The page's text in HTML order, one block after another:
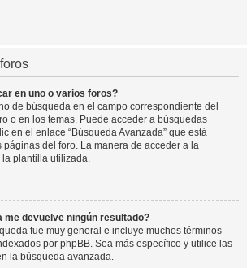
en uno o varios foros?
de búsqueda en el campo correspondiente del
o en los temas. Puede acceder a búsquedas
en el enlace “Búsqueda Avanzada” que está
del foro. La manera de acceder a la
plantilla utilizada.
me devuelve ningún resultado?
fue muy general e incluye muchos términos
por phpBB. Sea más específico y utilice las
la búsqueda avanzada.